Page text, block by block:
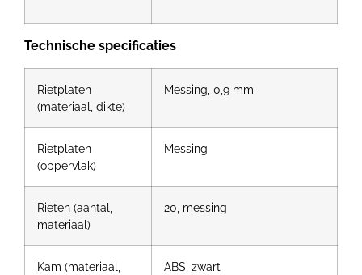
Technische specificaties
Rietplaten
(materiaal, dikte)
Messing, 0,9 mm
Rietplaten
(oppervlak)
Messing
Rieten (aantal,
materiaal)
20, messing
Kam (materiaal,
ABS, zwart